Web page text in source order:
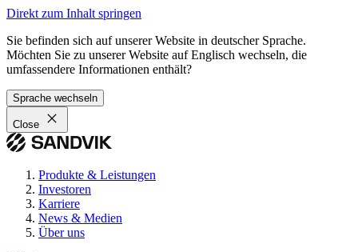
Direkt zum Inhalt springen
Sie befinden sich auf unserer Website in deutscher Sprache.
Möchten Sie zu unserer Website auf Englisch wechseln, die
umfassendere Informationen enthält?
Sprache wechseln
Close
Produkte & Leistungen
Investoren
Karriere
News & Medien
Über uns